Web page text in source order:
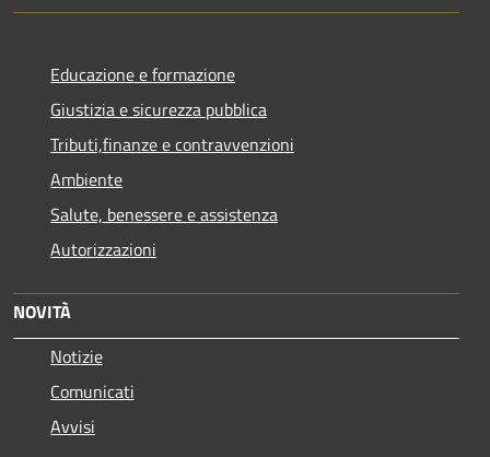
Educazione e formazione
Giustizia e sicurezza pubblica
Tributi,finanze e contravvenzioni
Ambiente
Salute, benessere e assistenza
Autorizzazioni
NOVITÀ
Notizie
Comunicati
Avvisi